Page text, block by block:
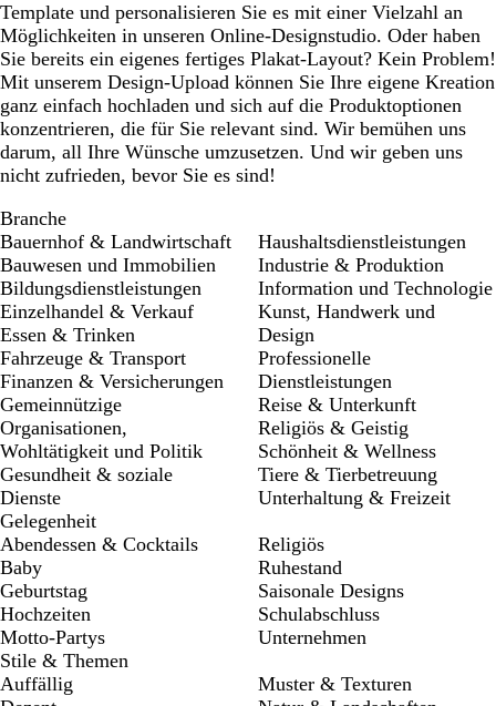
Template und personalisieren Sie es mit einer Vielzahl an
Möglichkeiten in unseren Online-Designstudio. Oder haben
Sie bereits ein eigenes fertiges Plakat-Layout? Kein Problem!
Mit unserem Design-Upload können Sie Ihre eigene Kreation
ganz einfach hochladen und sich auf die Produktoptionen
konzentrieren, die für Sie relevant sind. Wir bemühen uns
darum, all Ihre Wünsche umzusetzen. Und wir geben uns
nicht zufrieden, bevor Sie es sind!
Branche
Bauernhof & Landwirtschaft
Bauwesen und Immobilien
Bildungsdienstleistungen
Einzelhandel & Verkauf
Essen & Trinken
Fahrzeuge & Transport
Finanzen & Versicherungen
Gemeinnützige
Organisationen,
Wohltätigkeit und Politik
Gesundheit & soziale
Dienste
Haushaltsdienstleistungen
Industrie & Produktion
Information und Technologie
Kunst, Handwerk und
Design
Professionelle
Dienstleistungen
Reise & Unterkunft
Religiös & Geistig
Schönheit & Wellness
Tiere & Tierbetreuung
Unterhaltung & Freizeit
Gelegenheit
Abendessen & Cocktails
Baby
Geburtstag
Hochzeiten
Motto-Partys
Religiös
Ruhestand
Saisonale Designs
Schulabschluss
Unternehmen
Stile & Themen
Auffällig
Muster & Texturen